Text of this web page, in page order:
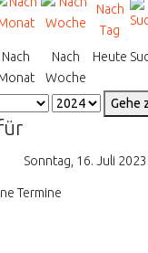
Nach
Nach
Woche
Heute
Gehe
Sonntag, 16. Juli 2023
Termine